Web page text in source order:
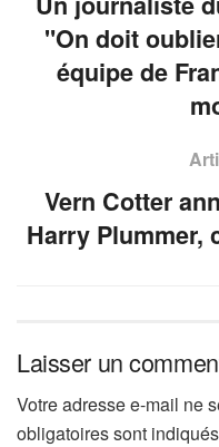
"On doit
équipe de
Vern Cotter
Harry Plummer,
Laisser un
Votre adresse e-mail ne
obligatoires sont